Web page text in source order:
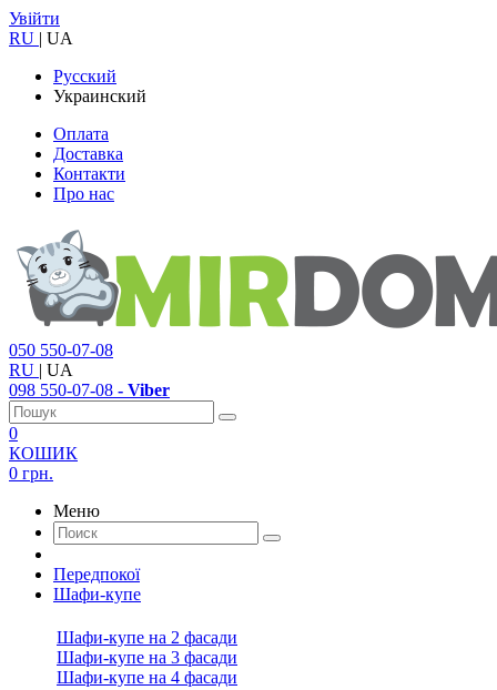
Увійти
RU | UA
Русский
Украинский
Оплата
Доставка
Контакти
Про нас
050 550-07-08
RU | UA
098 550-07-08 - Viber
0
КОШИК
0 грн.
Меню
Передпокої
Шафи-купе
Шафи-купе на 2 фасади
Шафи-купе на 3 фасади
Шафи-купе на 4 фасади